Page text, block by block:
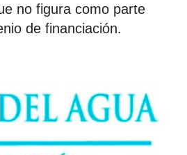
no figura como parte
de financiación.